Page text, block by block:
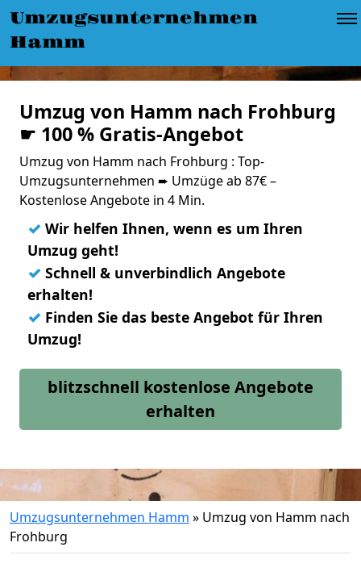
Umzugsunternehmen
Hamm
Umzug von Hamm nach Frohburg
☛ 100 % Gratis-Angebot
Umzug von Hamm nach Frohburg : Top-
Umzugsunternehmen ➨ Umzüge ab 87€ –
Kostenlose Angebote in 4 Min.
✓ Wir helfen Ihnen, wenn es um Ihren
Umzug geht!
✓ Schnell & unverbindlich Angebote
erhalten!
✓ Finden Sie das beste Angebot für Ihren
Umzug!
blitzschnell kostenlose Angebote
erhalten
Umzugsunternehmen Hamm » Umzug von Hamm nach
Frohburg